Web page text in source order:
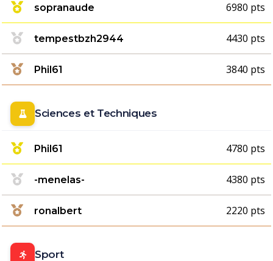
sopranaude 6980 pts
tempestbzh2944 4430 pts
Phil61 3840 pts
Sciences et Techniques
Phil61 4780 pts
-menelas- 4380 pts
ronalbert 2220 pts
Sport